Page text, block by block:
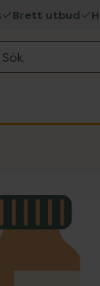
Brett utbud
Sök
1 objekt.